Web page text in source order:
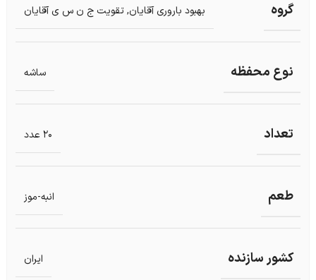
گروه بهبود باروری آقایان,تقویت ج ن س ی آقایان
نوع محفظه ساشه
تعداد 20 عدد
طعم انبه-موز
کشور سازنده ایران